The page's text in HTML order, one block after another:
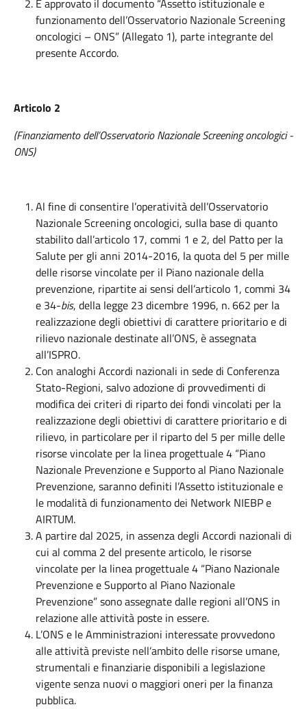
È approvato il documento “Assetto istituzionale e
funzionamento dell’Osservatorio Nazionale Screening
oncologici – ONS” (Allegato 1), parte integrante del
presente Accordo.
Articolo 2
(Finanziamento dell’Osservatorio Nazionale Screening oncologici -
ONS)
Al fine di consentire l’operatività dell’Osservatorio
Nazionale Screening oncologici, sulla base di quanto
stabilito dall’articolo 17, commi 1 e 2, del Patto per la
Salute per gli anni 2014-2016, la quota del 5 per mille
delle risorse vincolate per il Piano nazionale della
prevenzione, ripartite ai sensi dell’articolo 1, commi 34
e 34-bis, della legge 23 dicembre 1996, n. 662 per la
realizzazione degli obiettivi di carattere prioritario e di
rilievo nazionale destinate all’ONS, è assegnata
all’ISPRO.
Con analoghi Accordi nazionali in sede di Conferenza
Stato-Regioni, salvo adozione di provvedimenti di
modifica dei criteri di riparto dei fondi vincolati per la
realizzazione degli obiettivi di carattere prioritario e di
rilievo, in particolare per il riparto del 5 per mille delle
risorse vincolate per la linea progettuale 4 “Piano
Nazionale Prevenzione e Supporto al Piano Nazionale
Prevenzione, saranno definiti l’Assetto istituzionale e
le modalità di funzionamento dei Network NIEBP e
AIRTUM.
A partire dal 2025, in assenza degli Accordi nazionali di
cui al comma 2 del presente articolo, le risorse
vincolate per la linea progettuale 4 “Piano Nazionale
Prevenzione e Supporto al Piano Nazionale
Prevenzione” sono assegnate dalle regioni all’ONS in
relazione alle attività poste in essere.
L’ONS e le Amministrazioni interessate provvedono
alle attività previste nell’ambito delle risorse umane,
strumentali e finanziarie disponibili a legislazione
vigente senza nuovi o maggiori oneri per la finanza
pubblica.